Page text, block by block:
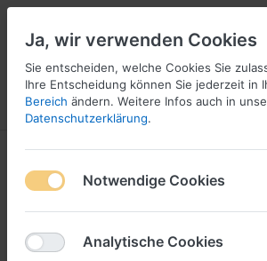
Menü Anmelden Vergleichen
für
Ja, wir verwenden Cookies
Sie entscheiden, welche Cookies Sie
Ihre Entscheidung können Sie jederzeit in
Bereich ändern. Weitere Infos auch in
Datenschutzerklärung.
Notwendige Cookies
Analytische Cookies